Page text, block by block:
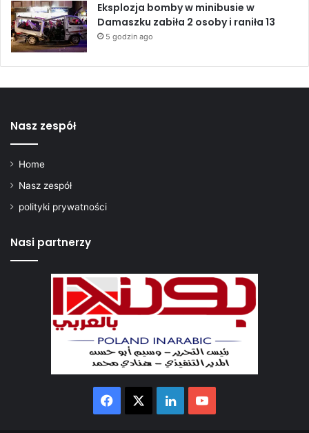
Eksplozja bomby w minibusie w
Damaszku zabiła 2 osoby i raniła 13
5 godzin ago
Nasz zespół
Home
Nasz zespół
polityki prywatności
Nasi partnerzy
Facebook LinkedIn